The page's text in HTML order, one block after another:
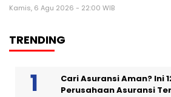
Kamis, 6 Agu 2026 - 22:00 WIB
TRENDING
Cari Asuransi Aman? Ini
Perusahaan Asuransi